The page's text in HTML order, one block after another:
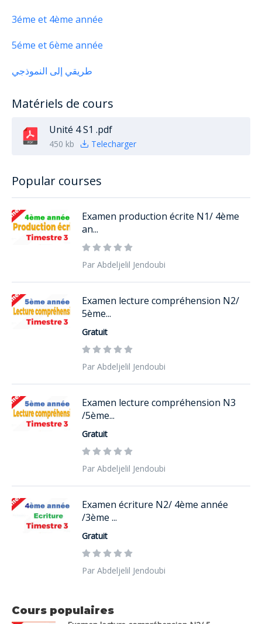
3éme et 4ème année
5éme et 6ème année
طريقي إلى النموذجي
Matériels de cours
Unité 4 S1 .pdf
450 kb Telecharger
Popular courses
Examen production écrite N1/ 4ème
an...
Par Abdeljelil Jendoubi
Examen lecture compréhension N2/
5ème...
Gratuit
Par Abdeljelil Jendoubi
Examen lecture compréhension N3
/5ème...
Gratuit
Par Abdeljelil Jendoubi
Examen écriture N2/ 4ème année
/3ème ...
Gratuit
Par Abdeljelil Jendoubi
Cours populaires